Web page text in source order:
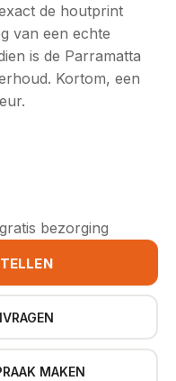
de houtprint
van een echte
is de Parramatta
Kortom, een
bezorging
MAKEN